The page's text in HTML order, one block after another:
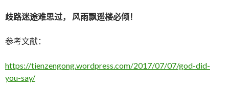
歧路迷途难思过， 风雨飘遥楼必倾！
参考文献：
https://tienzengong.wordpress.com/2017/07/07/god-did-
you-say/